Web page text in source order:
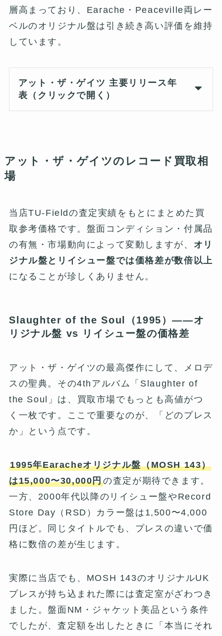
層高まっており、Earache・Peaceville両レー
ベルのオリジナル盤は引き続き高い評価を維持
しています。
アット・ザ・ゲイツ 主要リリース年
表（クリックで開く）
アット・ザ・ゲイツのレコード買取相
場
当店TU-Fieldの査定実績をもとにまとめた買
取参考価格です。盤面コンディション・付属品
の有無・市場動向によって変動しますが、 オリ
ジナル盤とリイシュー盤では価格差が数倍以上
になることが珍しくありません。
Slaughter of the Soul（1995）——オ
リジナル盤 vs リイシュー盤の価格差
アット・ザ・ゲイツの最高傑作にして、メロデ
スの聖典。その4thアルバム「Slaughter of
the Soul」は、買取市場でもっとも高値がつ
く一枚です。ここで重要なのが、「どのプレス
か」という点です。
1995年Earacheオリジナル盤（MOSH 143）
は15,000〜30,000円の査定が期待できます。
一方、2000年代以降のリイシュー盤やRecord
Store Day（RSD）カラー盤は1,500〜4,000
円ほど。同じタイトルでも、プレスの違いで価
格に数倍の差が生じます。
実際に当店でも、MOSH 143のオリジナルUK
プレスが持ち込まれた際には査定室がざわつき
ました。盤面NM・ジャケット美品という条件
でしたが、査定額を出したときに「本当にそれ